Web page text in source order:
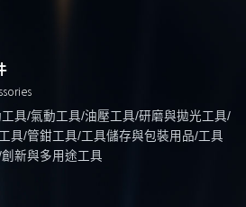
具/氣動工具/油壓工具/研磨與拋光工具/
具/管鉗工具/工具儲存與包裝用品/工具
新與多用途工具